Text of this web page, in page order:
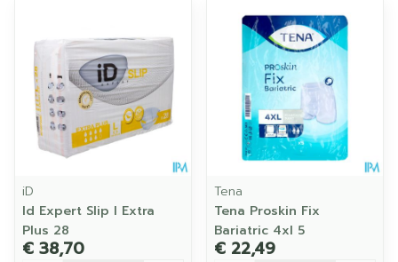
iD
Id Expert Slip l Extra
Plus 28
€ 38,70
Tena
Tena Proskin Fix
Bariatric 4xl 5
€ 22,49